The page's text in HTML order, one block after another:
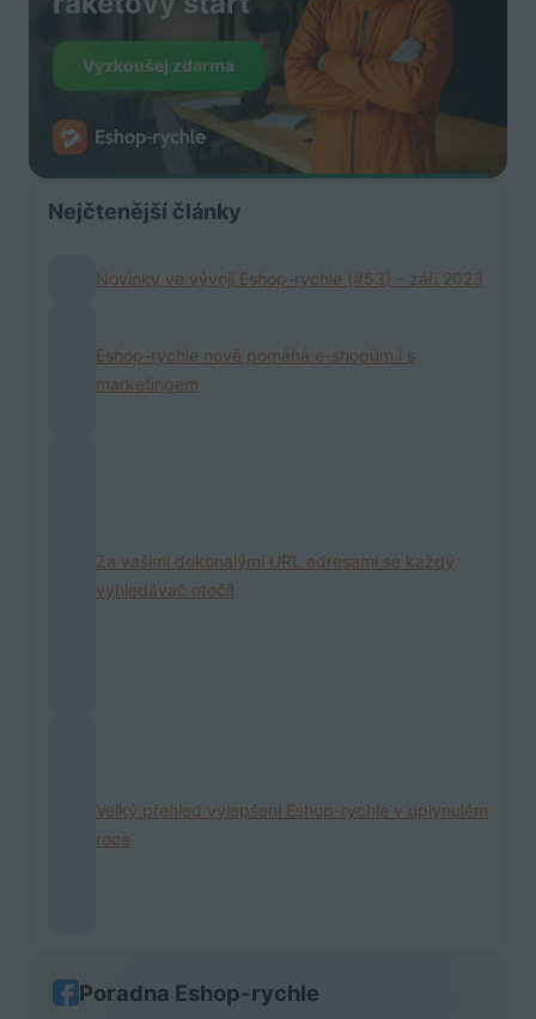
Vyzkoušej zdarma
Nejčtenější články
Novinky ve vývoji Eshop-rychle (#53) – září 2023
Eshop-rychle nově pomáhá e-shopům i s
marketingem
Za vašimi dokonalými URL adresami se každý
vyhledávač otočí!
Velký přehled vylepšení Eshop-rychle v uplynulém
roce
Poradna Eshop-rychle